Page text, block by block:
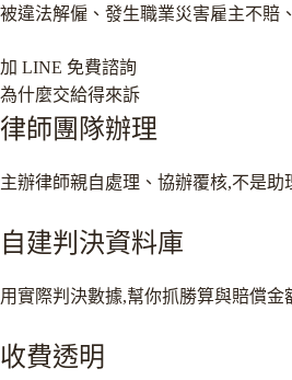
被違法解僱、發生職業災害雇主不
加 LINE 免費諮詢
為什麼交給得來訴
律師團隊辦理
主辦律師親自處理、協辦覆核,不是助
自建判決資料庫
用實際判決數據,幫你抓勝算與賠償金
收費透明